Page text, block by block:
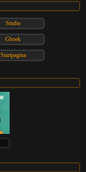
Studio
Gboek
Startpagina